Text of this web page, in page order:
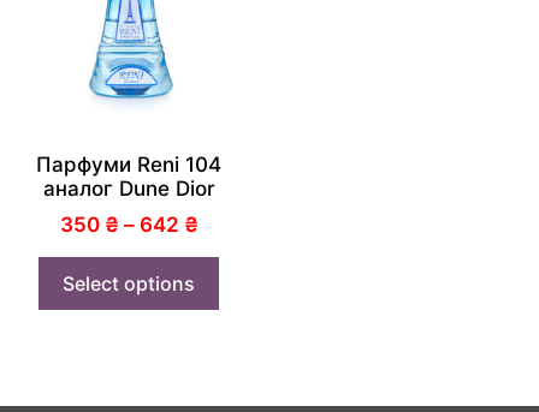
Парфуми Reni 104
аналог Dune Dior
350 ₴ – 642 ₴
Select options